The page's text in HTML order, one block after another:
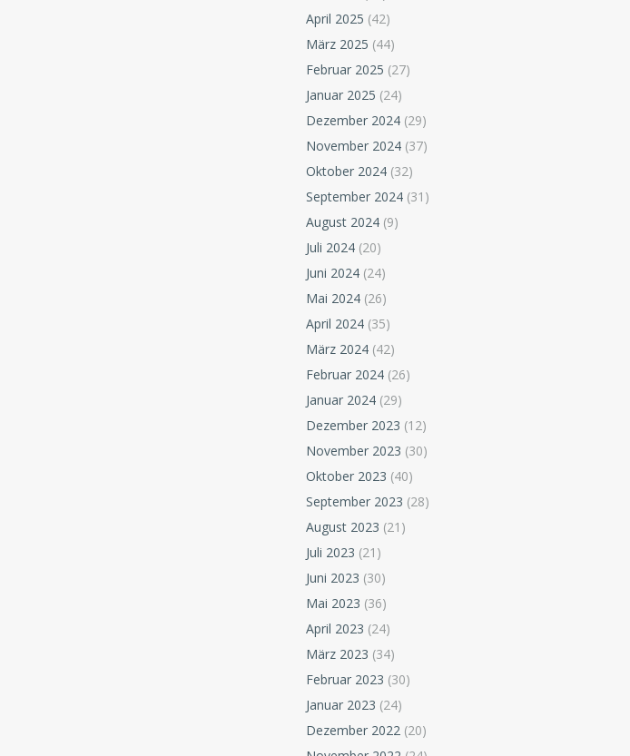
April 2025 (42)
März 2025 (44)
Februar 2025 (27)
Januar 2025 (24)
Dezember 2024 (29)
November 2024 (37)
Oktober 2024 (32)
September 2024 (31)
August 2024 (9)
Juli 2024 (20)
Juni 2024 (24)
Mai 2024 (26)
April 2024 (35)
März 2024 (42)
Februar 2024 (26)
Januar 2024 (29)
Dezember 2023 (12)
November 2023 (30)
Oktober 2023 (40)
September 2023 (28)
August 2023 (21)
Juli 2023 (21)
Juni 2023 (30)
Mai 2023 (36)
April 2023 (24)
März 2023 (34)
Februar 2023 (30)
Januar 2023 (24)
Dezember 2022 (20)